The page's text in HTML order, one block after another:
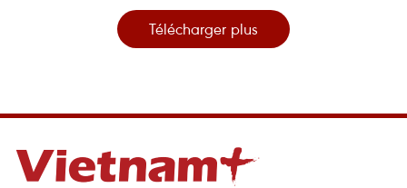
Télécharger plus